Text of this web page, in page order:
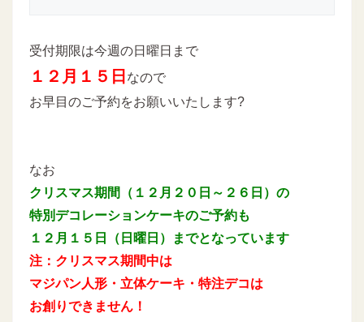
受付期限は今週の日曜日まで
１２月１５日 なので
お早目のご予約をお願いいたします?
なお
クリスマス期間（１２月２０日～２６日）の
特別デコレーションケーキのご予約も
１２月１５日（日曜日）までとなっています
注：クリスマス期間中は
マジパン人形・立体ケーキ・特注デコは
お創りできません！